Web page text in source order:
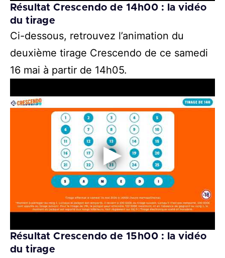
Résultat Crescendo de 14h00 : la vidéo
du tirage
Ci-dessous, retrouvez l’animation du
deuxième tirage Crescendo de ce samedi
16 mai à partir de 14h05.
Résultat Crescendo de 15h00 : la vidéo
du tirage